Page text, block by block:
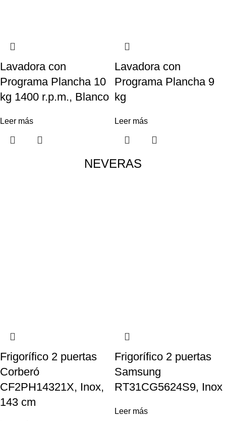
Lavadora con
Programa Plancha 10
kg 1400 r.p.m., Blanco
Leer más
Lavadora con
Programa Plancha 9
kg
Leer más
NEVERAS
Frigorífico 2 puertas
Corberó
CF2PH14321X, Inox,
143 cm
Frigorífico 2 puertas
Samsung
RT31CG5624S9, Inox
Leer más